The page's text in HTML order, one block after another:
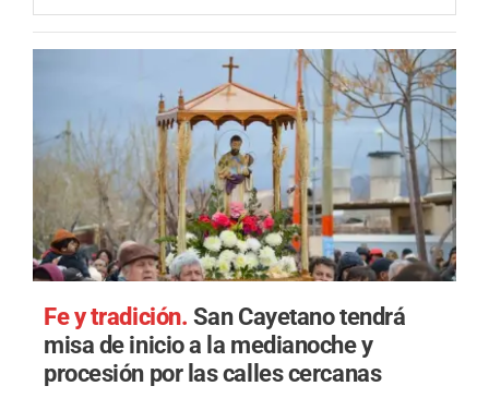
Fe y tradición. San Cayetano tendrá
misa de inicio a la medianoche y
procesión por las calles cercanas